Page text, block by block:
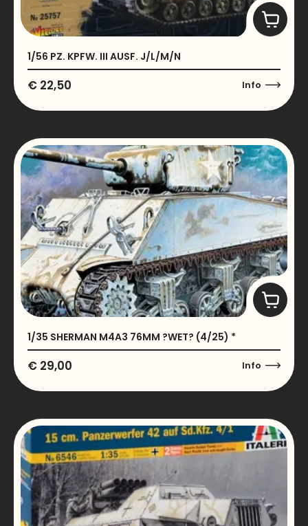
1/56 PZ. KPFW. III AUSF. J/L/M/N
€ 22,50 Info
1/35 SHERMAN M4A3 76MM ?WET? (4/25) *
€ 29,00 Info